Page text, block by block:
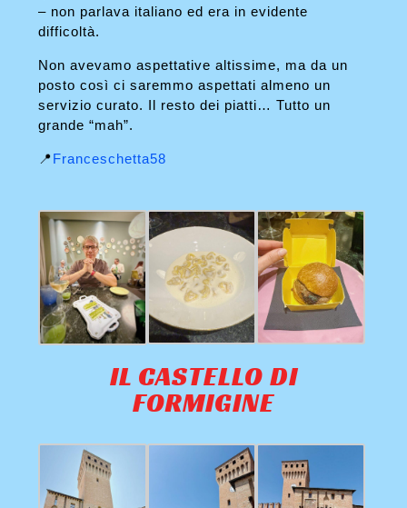
– non parlava italiano ed era in evidente
difficoltà.
Non avevamo aspettative altissime, ma da un
posto così ci saremmo aspettati almeno un
servizio curato. Il resto dei piatti… Tutto un
grande “mah”.
📍Franceschetta58
IL CASTELLO DI
FORMIGINE